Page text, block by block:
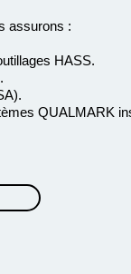
assurons :
HASS.
QUALMARK